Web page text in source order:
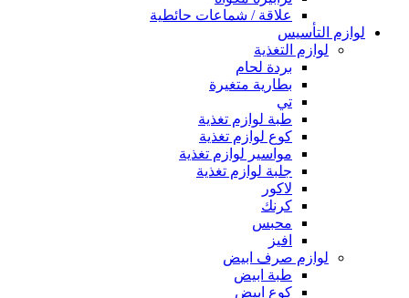
علاقة / شماعات حائطية
لوازم التأسيس
لوازم التغذية
بردة لحام
بطارية متغيرة
تي
طبة لوازم تغذية
كوع لوازم تغذية
مواسير لوازم تغذية
جلبة لوازم تغذية
لاكور
كرنك
محبس
افيز
لوازم صرف ابيض
طبة ابيض
كوع ابيض